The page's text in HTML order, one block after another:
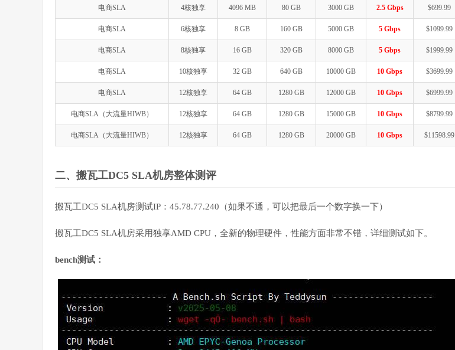
电商SLA 4核独享 4096 MB 80 GB 3000 GB 2.5 Gbps $699.99
电商SLA 6核独享 8 GB 160 GB 5000 GB 5 Gbps $1099.99
电商SLA 8核独享 16 GB 320 GB 8000 GB 5 Gbps $1999.99
电商SLA 10核独享 32 GB 640 GB 10000 GB 10 Gbps $3699.99
电商SLA 12核独享 64 GB 1280 GB 12000 GB 10 Gbps $6999.99
电商SLA（大流量HIWB） 12核独享 64 GB 1280 GB 15000 GB 10 Gbps $8799.99
电商SLA（大流量HIWB） 12核独享 64 GB 1280 GB 20000 GB 10 Gbps $11598.99
二、搬瓦工DC5 SLA机房整体测评
搬瓦工DC5 SLA机房测试IP：45.78.77.240（如果不通，可以把最后一个数字换一下）
搬瓦工DC5 SLA机房采用独享AMD CPU，全新的物理硬件，性能方面非常不错，详细测试如下。
bench测试：